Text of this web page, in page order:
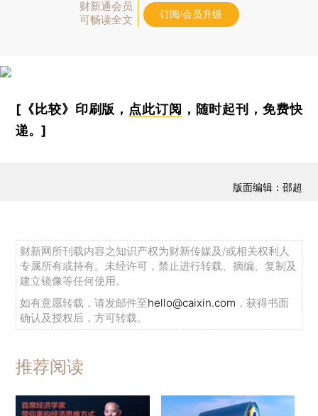
财新通会员
可畅读全文
订阅/会员升级
[《比较》印刷版， 点此订阅 ，随时起刊，免费快
递。]
版面编辑：邵超
财新网所刊载内容之知识产权为财新传媒及/或相关权利人
专属所有或持有。未经许可，禁止进行转载、摘编、复制及
建立镜像等任何使用。
如有意愿转载，请发邮件至hello@caixin.com ，获得书面
确认及授权后，方可转载。
推荐阅读